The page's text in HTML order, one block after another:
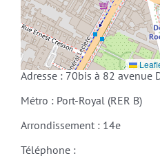
Adresse : 70bis à 82 avenue
Métro : Port-Royal (RER B)
Arrondissement : 14e
Téléphone :